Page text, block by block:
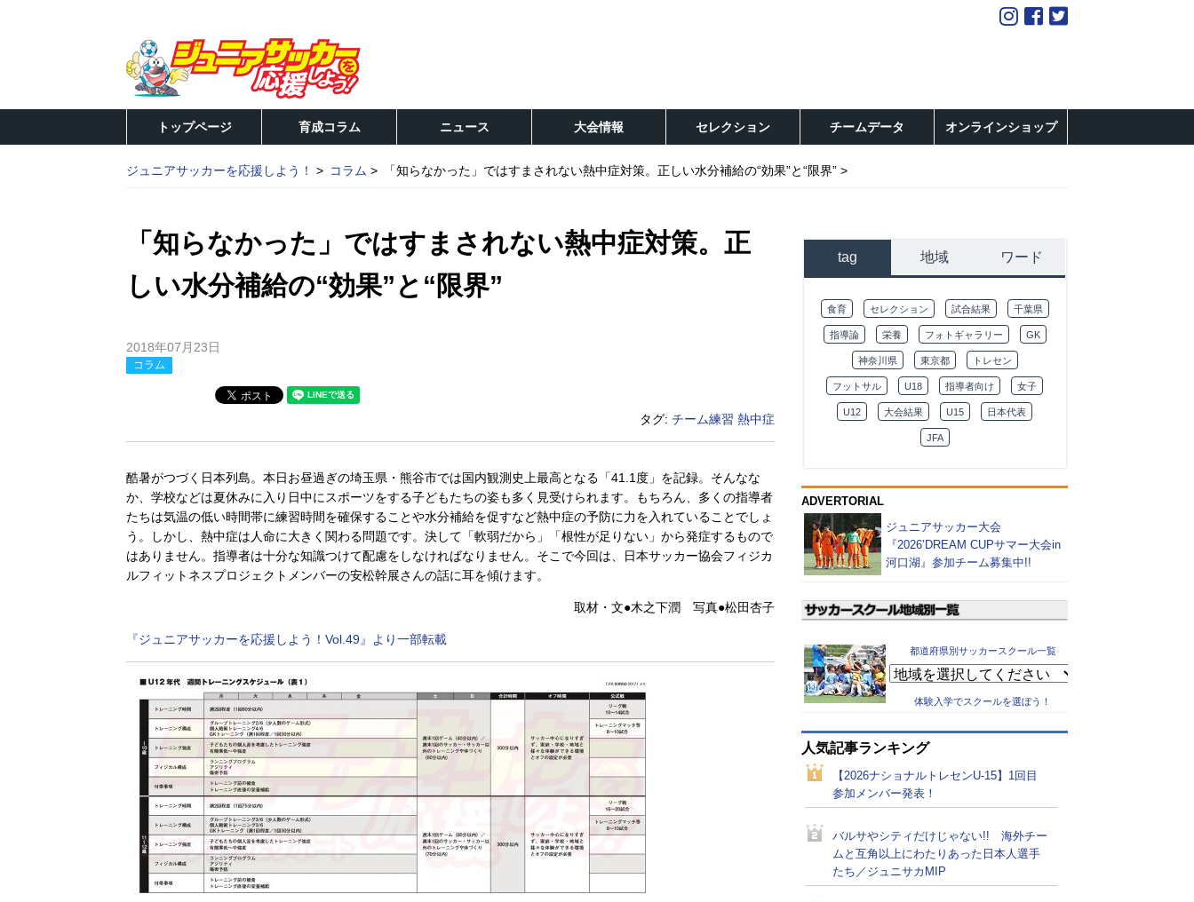
トップページ 育成コラム ニュース 大会情報 セレクション チームデータ オンラインショップ
ジュニアサッカーを応援しよう！ コラム 「知らなかった」ではすまされない熱中症対策。正しい水分補給の“効果”と“限界”
「知らなかった」ではすまされない熱中症対策。正
しい水分補給の“効果”と“限界”
2018年07月23日
コラム
タグ: チーム練習 熱中症
酷暑がつづく日本列島。本日お昼過ぎの埼玉県・熊谷市では国内観測史上最高となる「41.1度」を記録。そんなな
か、学校などは夏休みに入り日中にスポーツをする子どもたちの姿も多く見受けられます。もちろん、多くの指導者
たちは気温の低い時間帯に練習時間を確保することや水分補給を促すなど熱中症の予防に力を入れていることでしょ
う。しかし、熱中症は人命に大きく関わる問題です。決して「軟弱だから」「根性が足りない」から発症するもので
はありません。指導者は十分な知識つけて配慮をしなければなりません。そこで今回は、日本サッカー協会フィジカ
ルフィットネスプロジェクトメンバーの安松幹展さんの話に耳を傾けます。
取材・文●木之下潤 写真●松田杏子
『ジュニアサッカーを応援しよう！Vol.49』より一部転載
tag 地域 ワード
食育 セレクション 試合結果 千葉県
指導論 栄養 フォトギャラリー GK
神奈川県 東京都 トレセン
フットサル U18 指導者向け 女子
U12 大会結果 U15 日本代表
JFA
ADVERTORIAL
ジュニアサッカー大会
『2026’DREAM CUPサマー大会in
河口湖』参加チーム募集中!!
都道府県別サッカースクール一覧
体験入学でスクールを選ぼう！
人気記事ランキング
【2026ナショナルトレセンU-15】1回目
参加メンバー発表！
バルサやシティだけじゃない!! 海外チー
ムと互角以上にわたりあった日本人選手
たち／ジュニサカMIP